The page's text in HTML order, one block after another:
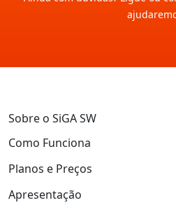
Sobre o SiGA SW
Como Funciona
Planos e Preços
Apresentação